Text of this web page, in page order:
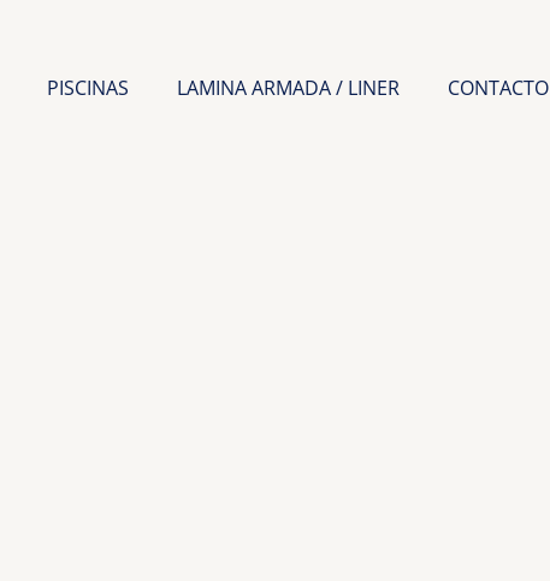
PISCINAS LAMINA ARMADA / LINER CONTACTO